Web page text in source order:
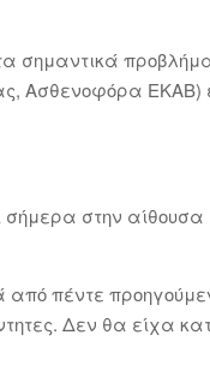
σημαντικά
Ασθενοφόρα ΕΚΑΒ)
στην αίθουσα
πέντε
Δεν θα είχα